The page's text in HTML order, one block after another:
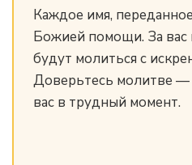
Каждое имя,
Божией помощи. За вас
будут молиться с
Доверьтесь молитве —
вас в трудный момент.